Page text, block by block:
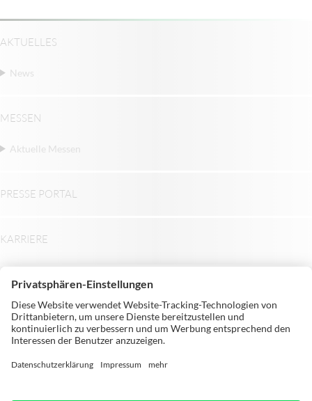
AKTUELLES
News
MESSEN
Aktuelle Messen
PRESSE PORTAL
KARRIERE